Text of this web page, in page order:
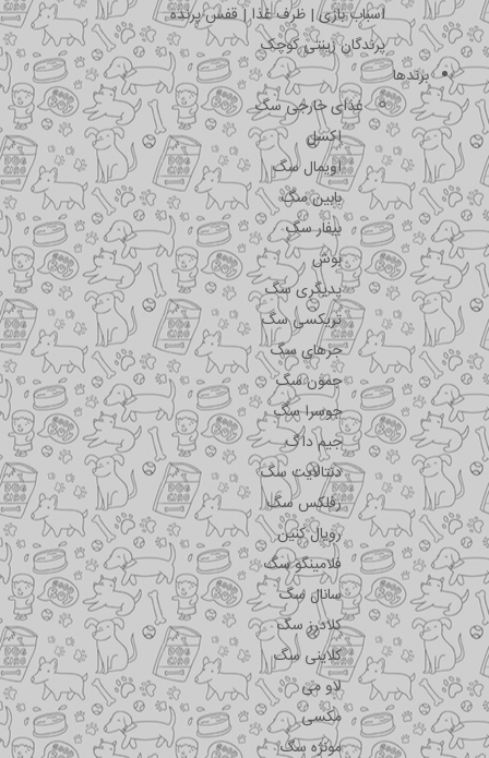
اسباب بازی | ظرف غذا | قفس پرنده
پرندگان زینتی کوچک
برندها
غذای خارجی سگ
اکسل
اویمال سگ
بابین سگ
بیفار سگ
بوش
پدیگری سگ
تریکسی سگ
جرهای سگ
جمون سگ
جوسرا سگ
جیم داگ
دنتالایت سگ
رفلکس سگ
رویال کنین
فلامینگو سگ
سانال سگ
کلادرز سگ
کلاینی سگ
لاو می
مکسی
مونژه سگ